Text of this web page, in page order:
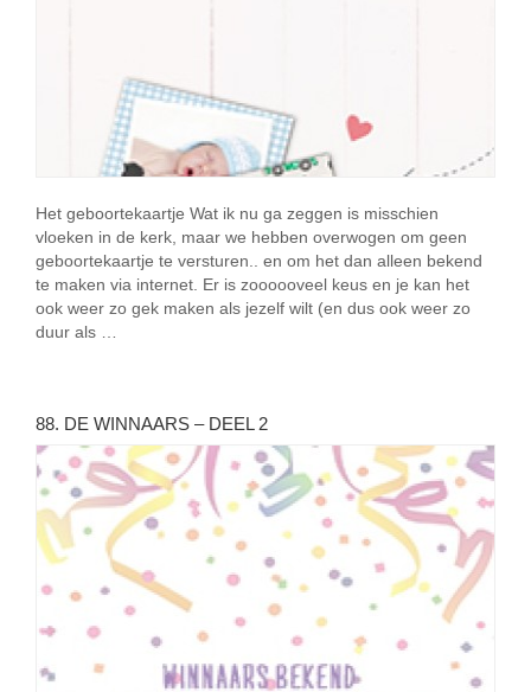
Het geboortekaartje Wat ik nu ga zeggen is misschien
vloeken in de kerk, maar we hebben overwogen om geen
geboortekaartje te versturen.. en om het dan alleen bekend
te maken via internet. Er is zoooooveel keus en je kan het
ook weer zo gek maken als jezelf wilt (en dus ook weer zo
duur als …
88. DE WINNAARS – DEEL 2